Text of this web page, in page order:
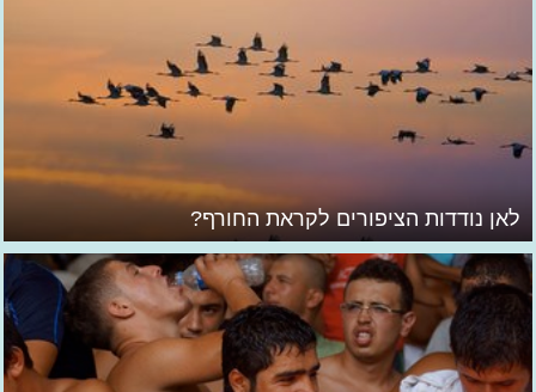
לאן נודדות הציפורים לקראת החורף?